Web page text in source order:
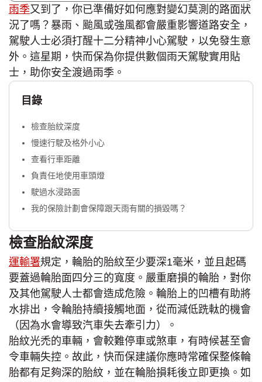
雨季又到了，你已準備好如何應對變幻莫測的路面狀
況了嗎？暴雨、颱風或強風都會嚴重影響道路安全，
駕駛人士必須打醒十二分精神小心駕駛，以免發生意
外。這星期，快而保為你提供數個雨天駕駛實用貼
士，助你安全渡過雨季。
目錄
檢查胎紋深度
慢速行駛及格外小心
查看行車距離
負責任地使用車頭燈
駛過水浸路面
我的保險計劃會保障跟天雨有關的損毀嗎？
檢查胎紋深度
運輸署規定，輪胎的胎紋至少要深1毫米，並且起碼
要蓋過輪胎面四分三的寬度。嚴重磨損的輪胎，對你
及其他駕駛人士都會造成危險。輪胎上的凹槽有助將
水排出，令輪胎持續接觸地面，從而減低跣軚的機會
（因為水會導致汽車失去牽引力）。
胎紋光禿的車輛，會較難停車或煞車，有時候甚至會
令車輛失控。故此，快而保建議你應時常確保整條輪
胎都有足夠深的胎紋，並在輪胎損耗後立即更換。如